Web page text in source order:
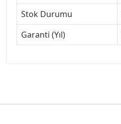
Stok Durumu
Garanti (Yıl)